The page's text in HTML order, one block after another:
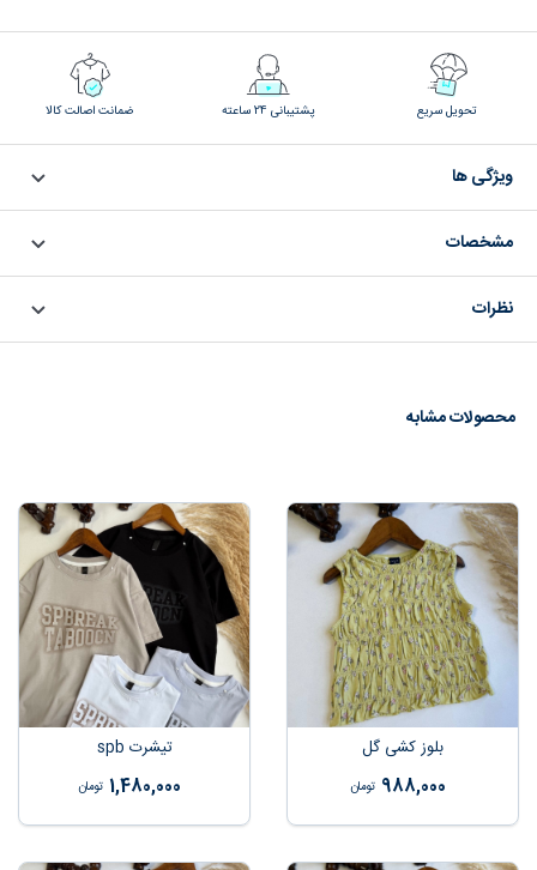
تحویل سریع پشتیبانی 24 ساعته ضمانت اصالت کالا
ویژگی ها
مشخصات
نظرات
محصولات مشابه
بلوز کشی گل
988,000 تومان
تیشرت spb
1,480,000 تومان